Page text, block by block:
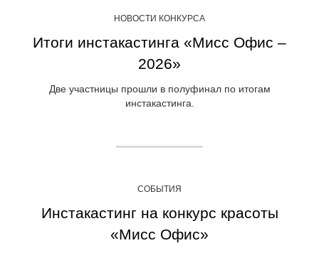
НОВОСТИ КОНКУРСА
Итоги инстакастинга «Мисс Офис –
2026»
Две участницы прошли в полуфинал по итогам
инстакастинга.
СОБЫТИЯ
Инстакастинг на конкурс красоты
«Мисс Офис»